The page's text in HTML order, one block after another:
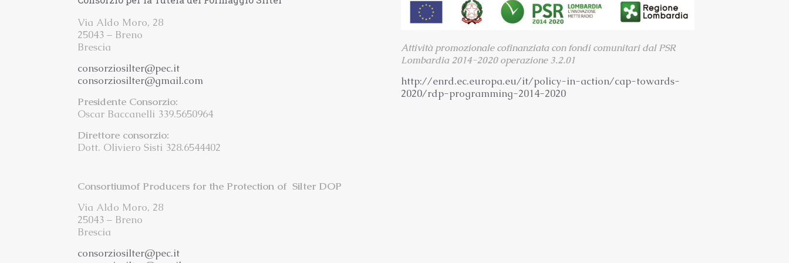
Via Aldo Moro, 28
25043 – Breno
Brescia
consorziosilter@pec.it
consorziosilter@gmail.com
Presidente Consorzio:
Oscar Baccanelli 339.5650964
Direttore consorzio:
Dott. Oliviero Sisti 328.6544402
Consortiumof Producers for the Protection of Silter DOP
Via Aldo Moro, 28
25043 – Breno
Brescia
consorziosilter@pec.it
Attività promozionale cofinanziata con fondi comunitari dal PSR
Lombardia 2014-2020 operazione 3.2.01
http://enrd.ec.europa.eu/it/policy-in-action/cap-towards-
2020/rdp-programming-2014-2020